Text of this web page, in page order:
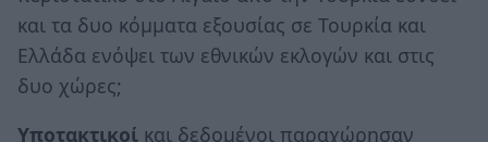
και τα δυο κόμματα εξουσίας σε Τουρκία και
Ελλάδα ενόψει των εθνικών εκλογών και στις
δυο χώρες;
Υποτακτικοί και δεδομένοι παραχώρησαν